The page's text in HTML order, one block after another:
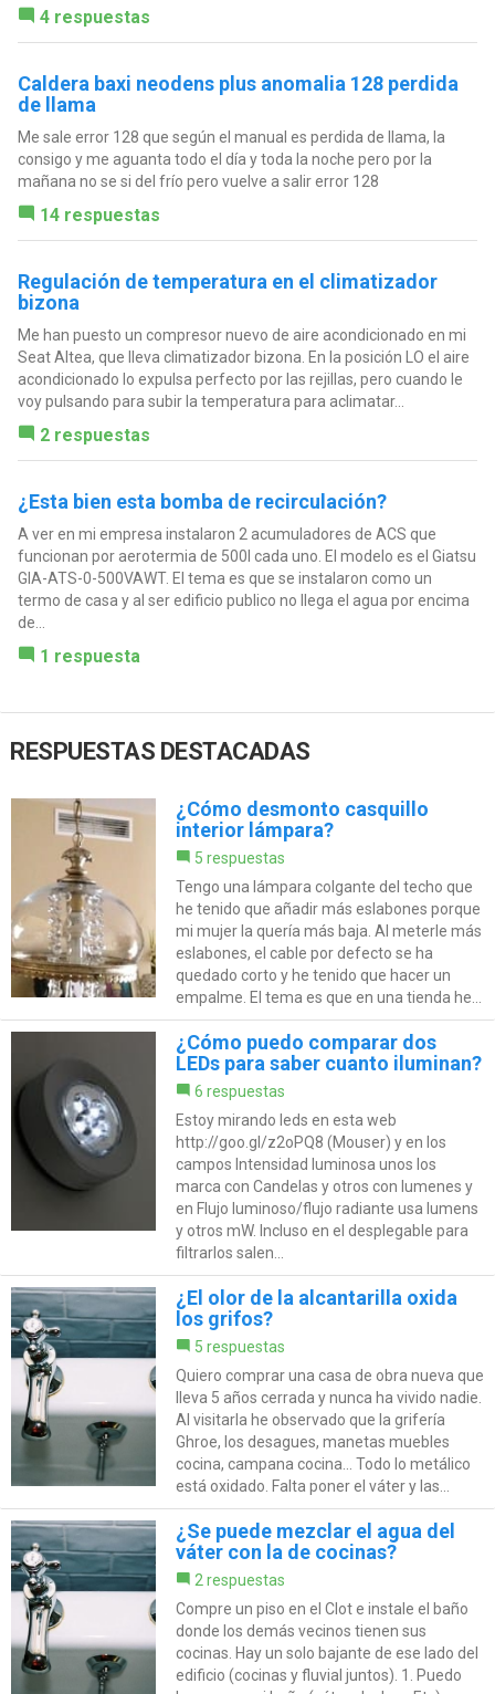
4 respuestas
Caldera baxi neodens plus anomalia 128 perdida
de llama
Me sale error 128 que según el manual es perdida de llama, la
consigo y me aguanta todo el día y toda la noche pero por la
mañana no se si del frío pero vuelve a salir error 128
14 respuestas
Regulación de temperatura en el climatizador
bizona
Me han puesto un compresor nuevo de aire acondicionado en mi
Seat Altea, que lleva climatizador bizona. En la posición LO el aire
acondicionado lo expulsa perfecto por las rejillas, pero cuando le
voy pulsando para subir la temperatura para aclimatar...
2 respuestas
¿Esta bien esta bomba de recirculación?
A ver en mi empresa instalaron 2 acumuladores de ACS que
funcionan por aerotermia de 500l cada uno. El modelo es el Giatsu
GIA-ATS-0-500VAWT. El tema es que se instalaron como un
termo de casa y al ser edificio publico no llega el agua por encima
de...
1 respuesta
RESPUESTAS DESTACADAS
¿Cómo desmonto casquillo
interior lámpara?
5 respuestas
Tengo una lámpara colgante del techo que
he tenido que añadir más eslabones porque
mi mujer la quería más baja. Al meterle más
eslabones, el cable por defecto se ha
quedado corto y he tenido que hacer un
empalme. El tema es que en una tienda he...
¿Cómo puedo comparar dos
LEDs para saber cuanto iluminan?
6 respuestas
Estoy mirando leds en esta web
http://goo.gl/z2oPQ8 (Mouser) y en los
campos Intensidad luminosa unos los
marca con Candelas y otros con lumenes y
en Flujo luminoso/flujo radiante usa lumens
y otros mW. Incluso en el desplegable para
filtrarlos salen...
¿El olor de la alcantarilla oxida
los grifos?
5 respuestas
Quiero comprar una casa de obra nueva que
lleva 5 años cerrada y nunca ha vivido nadie.
Al visitarla he observado que la grifería
Ghroe, los desagues, manetas muebles
cocina, campana cocina... Todo lo metálico
está oxidado. Falta poner el váter y las...
¿Se puede mezclar el agua del
váter con la de cocinas?
2 respuestas
Compre un piso en el Clot e instale el baño
donde los demás vecinos tienen sus
cocinas. Hay un solo bajante de ese lado del
edificio (cocinas y fluvial juntos). 1. Puedo